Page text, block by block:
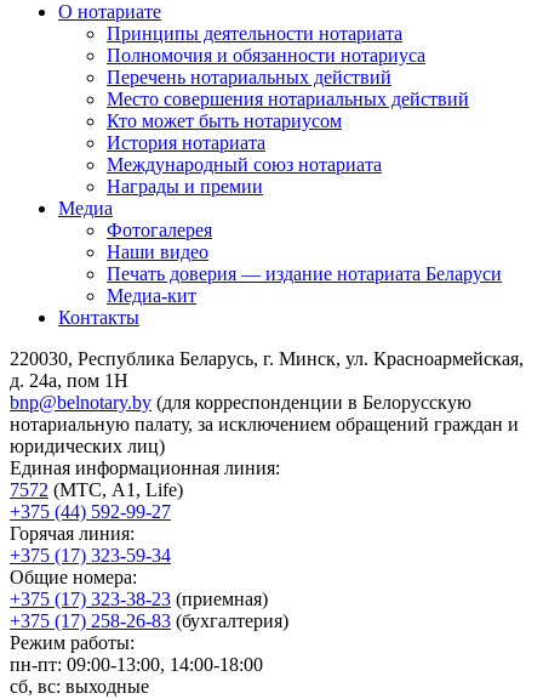
О нотариате
Принципы деятельности нотариата
Полномочия и обязанности нотариуса
Перечень нотариальных действий
Место совершения нотариальных действий
Кто может быть нотариусом
История нотариата
Международный союз нотариата
Награды и премии
Медиа
Фотогалерея
Наши видео
Печать доверия — издание нотариата Беларуси
Медиа-кит
Контакты
220030, Республика Беларусь, г. Минск, ул. Красноармейская,
д. 24а, пом 1Н
bnp@belnotary.by (для корреспонденции в Белорусскую
нотариальную палату, за исключением обращений граждан и
юридических лиц)
Единая информационная линия:
7572 (МТС, A1, Life)
+375 (44) 592-99-27
Горячая линия:
+375 (17) 323-59-34
Общие номера:
+375 (17) 323-38-23 (приемная)
+375 (17) 258-26-83 (бухгалтерия)
Режим работы:
пн-пт: 09:00-13:00, 14:00-18:00
сб, вс: выходные